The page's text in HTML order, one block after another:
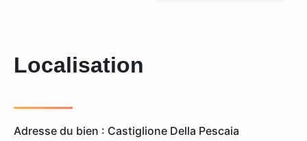
Localisation
Adresse du bien : Castiglione Della Pescaia